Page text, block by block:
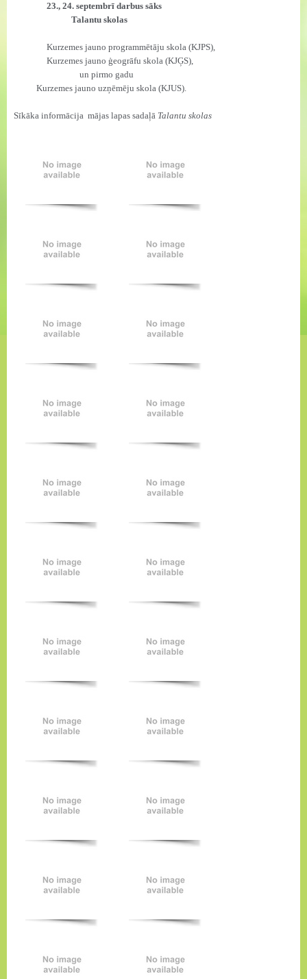
23., 24. septembrī darbus sāks
Talantu skolas
Kurzemes jauno programmētāju skola (KJPS),
Kurzemes jauno ģeogrāfu skola (KJĢS),
un pirmo gadu
Kurzemes jauno uzņēmēju skola (KJUS).
Sīkāka informācija mājas lapas sadaļā Talantu skolas